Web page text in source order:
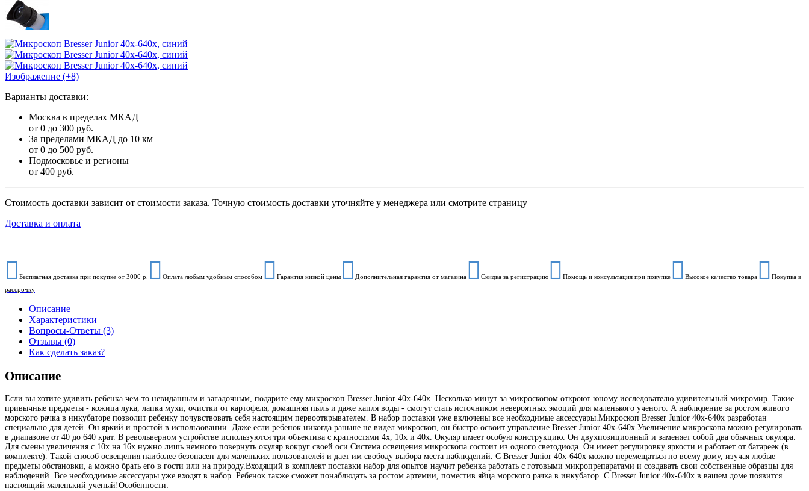
Изображение (+8)
Варианты доставки:
Москва в пределах МКАД
от 0 до 300 руб.
За пределами МКАД до 10 км
от 0 до 500 руб.
Подмосковье и регионы
от 400 руб.
Стоимость доставки зависит от стоимости заказа. Точную стоимость доставки уточняйте у менеджера или смотрите страницу
Доставка и оплата
Бесплатная доставка при покупке от 3000 р. Оплата любым удобным способом Гарантия низкой цены Дополнительная гарантия от магазина Скидка за регистрацию Помощь и консультация при покупке Высокое качество товара
Покупка в
рассрочку
Описание
Характеристики
Вопросы-Ответы (3)
Отзывы (0)
Как сделать заказ?
Описание
Если вы хотите удивить ребенка чем-то невиданным и загадочным, подарите ему микроскоп Bresser Junior 40x-640x. Несколько минут за микроскопом откроют юному исследователю удивительный микромир. Такие
привычные предметы - кожица лука, лапка мухи, очистки от картофеля, домашняя пыль и даже капля воды - смогут стать источником невероятных эмоций для маленького ученого. А наблюдение за ростом живого
морского рачка в инкубаторе позволит ребенку почувствовать себя настоящим первооткрывателем. В набор поставки уже включены все необходимые аксессуары.Микроскоп Bresser Junior 40x-640x разработан
специально для детей. Он яркий и простой в использовании. Даже если ребенок никогда раньше не видел микроскоп, он быстро освоит управление Bresser Junior 40x-640x.Увеличение микроскопа можно регулировать
в диапазоне от 40 до 640 крат. В револьверном устройстве используются три объектива с кратностями 4х, 10х и 40х. Окуляр имеет особую конструкцию. Он двухпозиционный и заменяет собой два обычных окуляра.
Для смены увеличения с 10х на 16х нужно лишь немного повернуть окуляр вокруг своей оси.Система освещения микроскопа состоит из одного светодиода. Он имеет регулировку яркости и работает от батареек (в
комплекте). Такой способ освещения наиболее безопасен для маленьких пользователей и дает им свободу выбора места наблюдений. С Bresser Junior 40x-640x можно перемещаться по всему дому, изучая любые
предметы обстановки, а можно брать его в гости или на природу.Входящий в комплект поставки набор для опытов научит ребенка работать с готовыми микропрепаратами и создавать свои собственные образцы для
наблюдений. Все необходимые аксессуары уже входят в набор. Ребенок также сможет понаблюдать за ростом артемии, поместив яйца морского рачка в инкубатор. С Bresser Junior 40x-640x в вашем доме появится
настоящий маленький ученый!Особенности: